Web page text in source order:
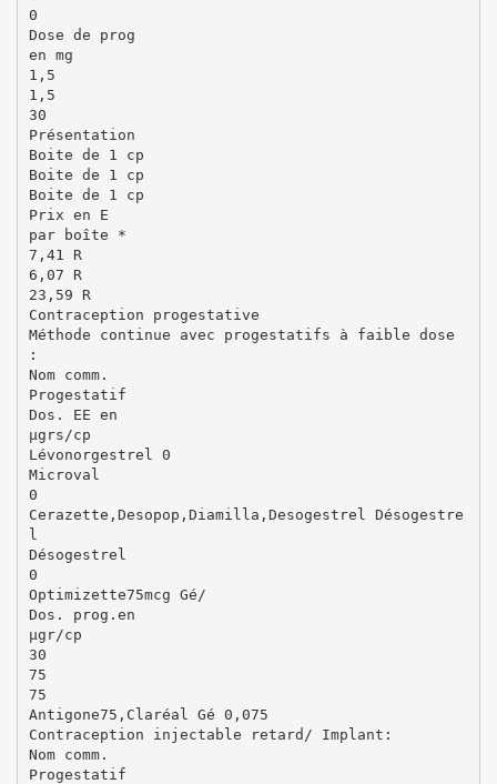
0
Dose de prog
en mg
1,5
1,5
30
Présentation
Boite de 1 cp
Boite de 1 cp
Boite de 1 cp
Prix en E
par boîte *
7,41 R
6,07 R
23,59 R
Contraception progestative
Méthode continue avec progestatifs à faible dose
:
Nom comm.
Progestatif
Dos. EE en
µgrs/cp
Lévonorgestrel 0
Microval
0
Cerazette,Desopop,Diamilla,Desogestrel Désogestre
l
Désogestrel
0
Optimizette75mcg Gé/
Dos. prog.en
µgr/cp
30
75
75
Antigone75,Claréal Gé 0,075
Contraception injectable retard/ Implant:
Nom comm.
Progestatif